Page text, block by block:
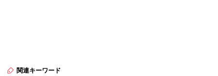
関連キーワード